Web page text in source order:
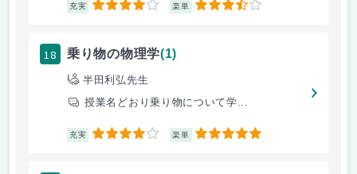
充実 4 楽単 3.5
18 乗り物の物理学(1)
半田利弘先生
授業名どおり乗り物について学...
充実 4 楽単 5